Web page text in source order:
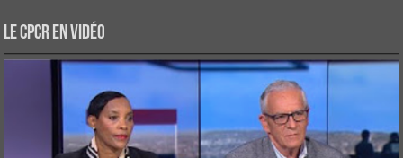
Le CPCR en vidéo